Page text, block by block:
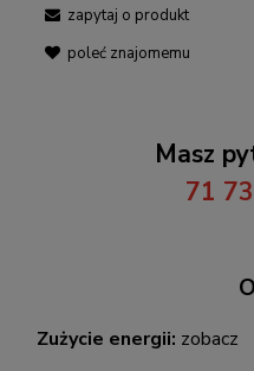
zapytaj o produkt
poleć znajomemu
Masz
71
Zużycie energii: zobacz